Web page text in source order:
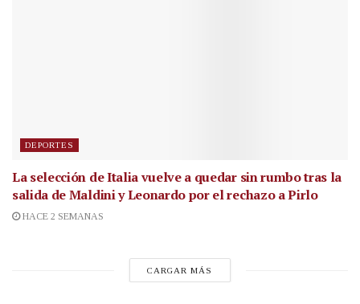
DEPORTES
La selección de Italia vuelve a quedar sin rumbo tras la
salida de Maldini y Leonardo por el rechazo a Pirlo
HACE 2 SEMANAS
CARGAR MÁS